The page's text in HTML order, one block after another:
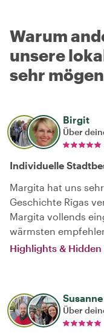
Warum
unsere
sehr mögen
Birgit
Über
Individuelle
Margita hat uns
Geschichte Rīgas
Margita vollends
wärmsten
Highlights & Hidden
Susanne
Über